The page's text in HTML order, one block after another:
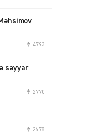
4793
səyyar
2770
2678